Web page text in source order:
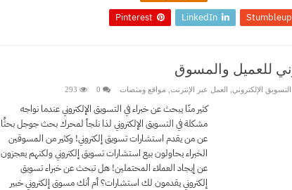
LinkedIn
Pinterest
للعميل والمسوق
التسويق الإلكتروني العمل عبر الإنترنت مواقع ومنصات 0
293
كثير منّا يبحث عن خبراء في التسويق الإلكتروني عندما نواجه
مشكلة في التسويق الإلكتروني لذا نلجأ لمحرك بحث جوجل بحثًا
عن من يقدم استشارات تسويق إلكتروني! وكثير من المسوقين
الخبراء يحاولون بيع استشارات تسويق إلكتروني ولكنهم يعجزون
عن إيجاد العملاء المحتملين! هل تبحث عن خبراء تسويق
إلكتروني يقدمون لك استشارات؟ أم أنك مسوق إلكتروني خبير